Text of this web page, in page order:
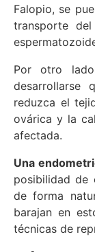
Falopio, se
transporte
Por otro
desarrollarse
reduzca el
ovárica y la
afectada.
Una
posibilidad de
de forma
barajan en
técnicas de